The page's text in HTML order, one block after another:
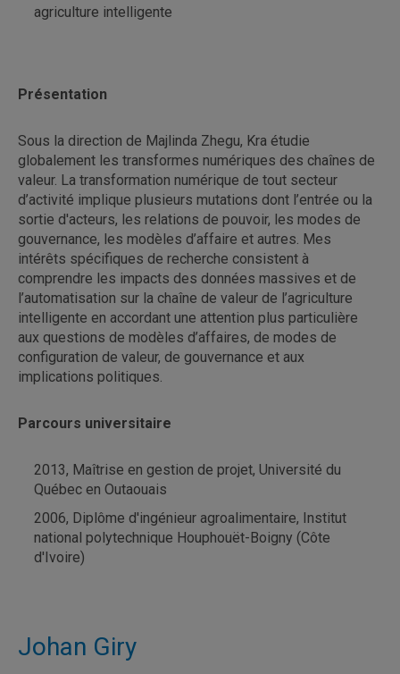
agriculture intelligente
Présentation
Sous la direction de Majlinda Zhegu, Kra étudie
globalement les transformes numériques des chaînes de
valeur. La transformation numérique de tout secteur
d’activité implique plusieurs mutations dont l’entrée ou la
sortie d'acteurs, les relations de pouvoir, les modes de
gouvernance, les modèles d’affaire et autres. Mes
intérêts spécifiques de recherche consistent à
comprendre les impacts des données massives et de
l’automatisation sur la chaîne de valeur de l’agriculture
intelligente en accordant une attention plus particulière
aux questions de modèles d’affaires, de modes de
configuration de valeur, de gouvernance et aux
implications politiques.
Parcours universitaire
2013, Maîtrise en gestion de projet, Université du
Québec en Outaouais
2006, Diplôme d'ingénieur agroalimentaire, Institut
national polytechnique Houphouët-Boigny (Côte
d'Ivoire)
Johan Giry